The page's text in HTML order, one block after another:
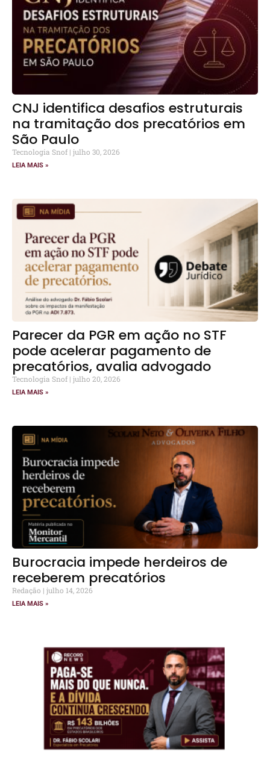
CNJ identifica desafios estruturais
na tramitação dos precatórios em
São Paulo
Tecnologia Snof julho 30, 2026
LEIA MAIS »
Parecer da PGR em ação no STF
pode acelerar pagamento de
precatórios, avalia advogado
Tecnologia Snof julho 20, 2026
LEIA MAIS »
Burocracia impede herdeiros de
receberem precatórios
Redação julho 14, 2026
LEIA MAIS »